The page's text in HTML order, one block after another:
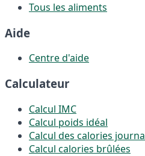
Tous les aliments
Aide
Centre d'aide
Calculateur
Calcul IMC
Calcul poids idéal
Calcul des calories
Calcul calories brûlées